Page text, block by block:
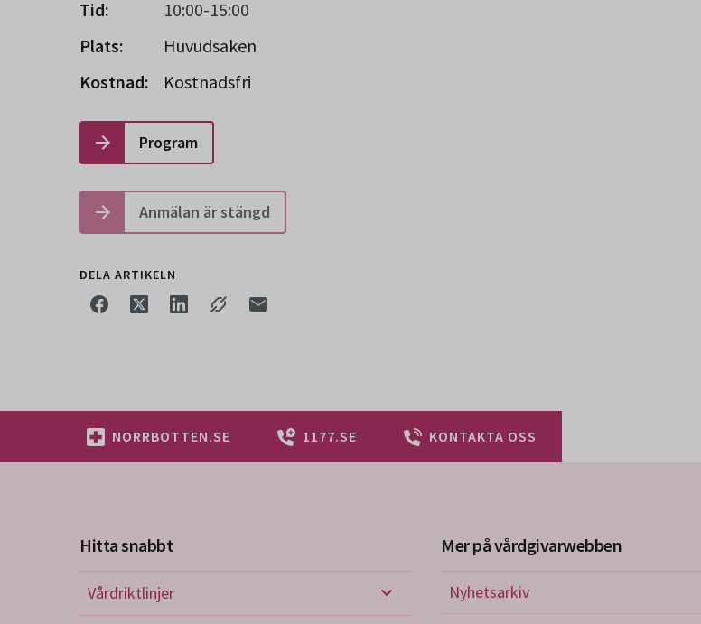
Tid:
10:00-15:00
Plats:
Huvudsaken
Kostnad:
Kostnadsfri
Program
Anmälan är stängd
DELA ARTIKELN
NORRBOTTEN.SE 1177.SE KONTAKTA OSS
Hitta snabbt
Vårdriktlinjer
Vårdriktlinjer
Mer på vårdgivarwebben
Nyhetsarkiv